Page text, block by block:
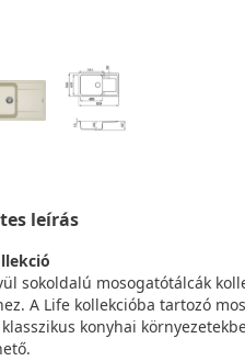
leírás
sokoldalú mosogatótálcák
A Life kollekcióba tartozó
konyhai